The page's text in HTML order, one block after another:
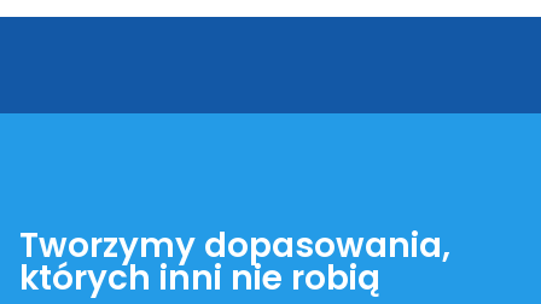
Tworzymy dopasowania,
których inni nie robią